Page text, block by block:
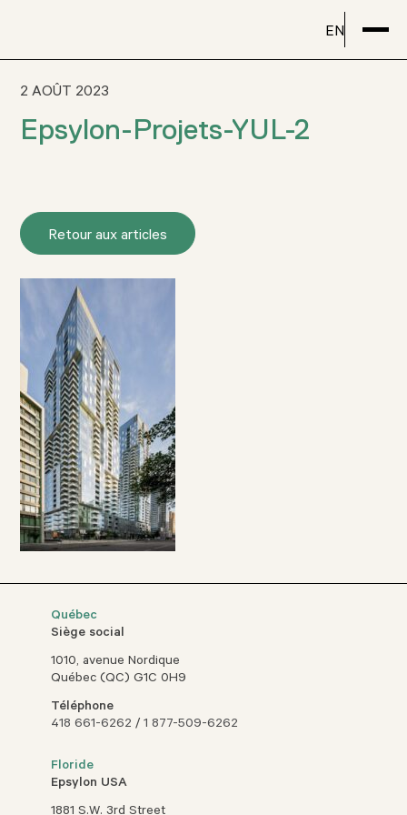
EN
2 AOÛT 2023
Epsylon-Projets-YUL-2
Retour aux articles
Québec
Siège social
1010, avenue Nordique
Québec (QC) G1C 0H9
Téléphone
418 661-6262 /1 877-509-6262
Floride
Epsylon USA